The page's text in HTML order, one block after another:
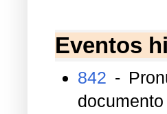
Eventos
842 -